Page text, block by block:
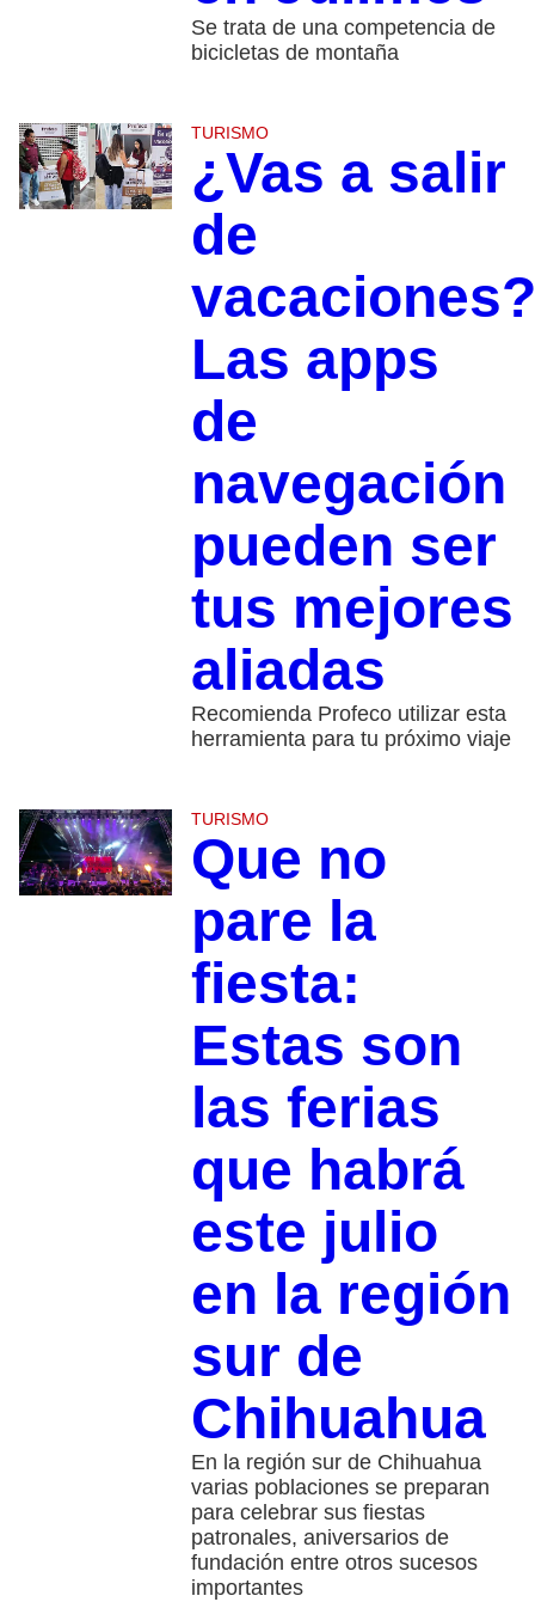
Se trata de una competencia de
bicicletas de montaña
TURISMO
¿Vas a salir
de
vacaciones?
Las apps
de
navegación
pueden ser
tus mejores
aliadas
Recomienda Profeco utilizar esta
herramienta para tu próximo viaje
TURISMO
Que no
pare la
fiesta:
Estas son
las ferias
que habrá
este julio
en la región
sur de
Chihuahua
En la región sur de Chihuahua
varias poblaciones se preparan
para celebrar sus fiestas
patronales, aniversarios de
fundación entre otros sucesos
importantes